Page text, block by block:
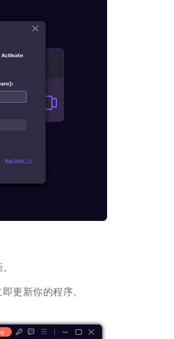
更新你的程序。